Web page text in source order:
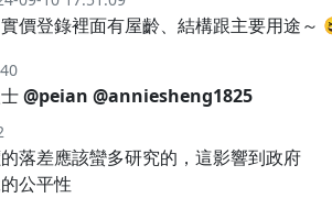
價登錄裡面有屋齡、結構跟主要用途～
@peian @anniesheng1825
落差應該蠻多研究的，這影響到政府
公平性